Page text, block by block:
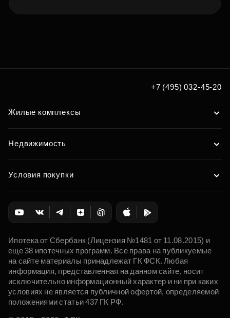
+7 (495) 032-45-20
Жилые комплексы
Недвижимость
Условия покупки
Ипотека от Сбербанк (Лицензия №1481 от 11.08.2015) и
еще 38 ипотечных программ. Все права на публикуемые
на сайте материалы принадлежат ГК ФСК. Любая
информация, представленная на данном сайте, носит
исключительно информационный характер и ни при каких
условиях не является публичной офертой, определяемой
положениями статьи 437 ГК РФ.